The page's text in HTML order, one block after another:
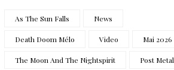
As The Sun Falls News
Death Doom Mélo Video Mai 2026
The Moon And The Nightspirit Post Metal